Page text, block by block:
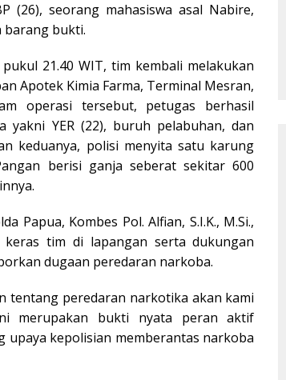
(26), seorang mahasiswa asal Nabire,
barang bukti.
21.40 WIT, tim kembali melakukan
Apotek Kimia Farma, Terminal Mesran,
operasi tersebut, petugas berhasil
yakni YER (22), buruh pelabuhan, dan
keduanya, polisi menyita satu karung
berisi ganja seberat sekitar 600
Papua, Kombes Pol. Alfian, S.I.K., M.Si.,
keras tim di lapangan serta dukungan
dugaan peredaran narkoba.
tentang peredaran narkotika akan kami
merupakan bukti nyata peran aktif
upaya kepolisian memberantas narkoba